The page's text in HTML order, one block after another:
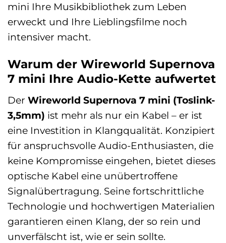
mini Ihre Musikbibliothek zum Leben
erweckt und Ihre Lieblingsfilme noch
intensiver macht.
Warum der Wireworld Supernova
7 mini Ihre Audio-Kette aufwertet
Der Wireworld Supernova 7 mini (Toslink-
3,5mm) ist mehr als nur ein Kabel – er ist
eine Investition in Klangqualität. Konzipiert
für anspruchsvolle Audio-Enthusiasten, die
keine Kompromisse eingehen, bietet dieses
optische Kabel eine unübertroffene
Signalübertragung. Seine fortschrittliche
Technologie und hochwertigen Materialien
garantieren einen Klang, der so rein und
unverfälscht ist, wie er sein sollte.